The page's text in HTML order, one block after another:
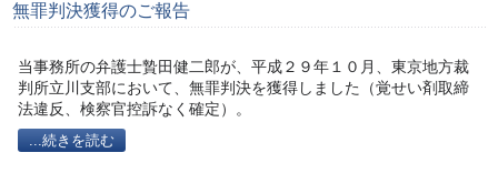
無罪判決獲得のご報告
当事務所の弁護士贄田健二郎が、平成２９年１０月、東京地方裁
判所立川支部において、無罪判決を獲得しました（覚せい剤取締
法違反、検察官控訴なく確定）。
...続きを読む